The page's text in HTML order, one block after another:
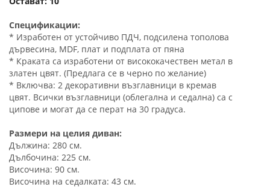
Спецификации:
* Изработен от устойчиво ПДЧ, подсилена тополова
дървесина, MDF, плат и подплата от пяна
* Краката са изработени от висококачествен метал в
златен цвят. (Предлага се в черно по желание)
* Включва: 2 декоративни възглавници в кремав
цвят. Всички възглавници (облегална и седална) са с
ципове и могат да се перат на 30 градуса.
Размери на целия диван:
Дължина: 280 см.
Дълбочина: 225 см.
Височина: 90 см.
Височина на седалката: 43 см.
снимки